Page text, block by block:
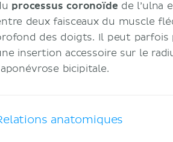
processus coronoïde de l’ulna
deux faisceaux du muscle
des doigts. Il peut parfois
insertion accessoire sur le
bicipitale.
anatomiques